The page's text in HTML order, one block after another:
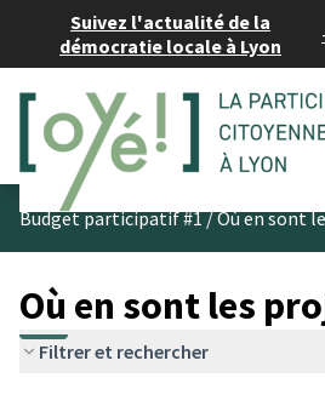
Suivez l'actualité de la
démocratie locale à Lyon
Budget participatif #1/Où en sont
Où en sont les
Filtrer et rechercher